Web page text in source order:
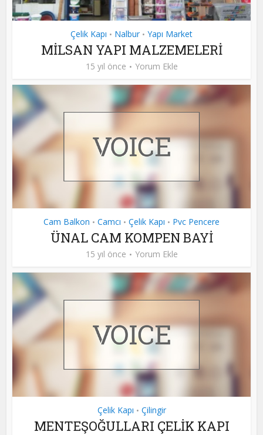
Çelik Kapı • Nalbur • Yapı Market
MİLSAN YAPI MALZEMELERİ
15 yıl önce Yorum Ekle
Cam Balkon • Camcı • Çelik Kapı • Pvc Pencere
ÜNAL CAM KOMPEN BAYİ
15 yıl önce Yorum Ekle
Çelik Kapı • Çilingir
MENTEŞOĞULLARI ÇELİK KAPI